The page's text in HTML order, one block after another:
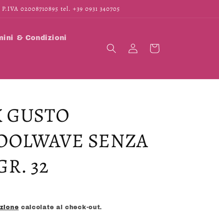
02008710895 tel. +39 0931 340705
& Condizioni
AccediCarrello
SENZA
32
calcolate al check-out.